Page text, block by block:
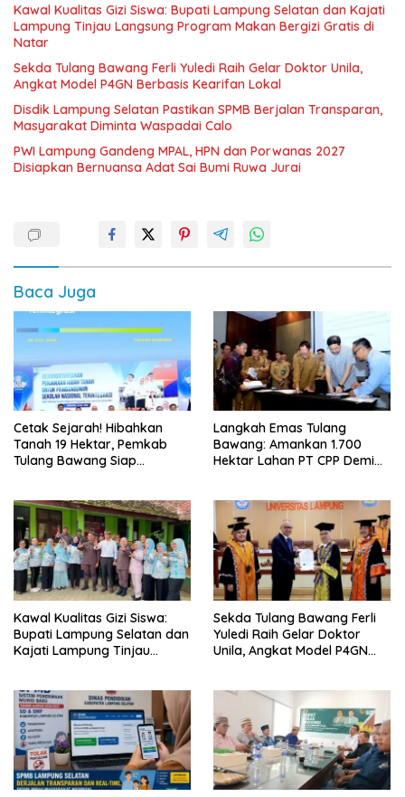
Kawal Kualitas Gizi Siswa: Bupati Lampung Selatan dan Kajati
Lampung Tinjau Langsung Program Makan Bergizi Gratis di
Natar
Sekda Tulang Bawang Ferli Yuledi Raih Gelar Doktor Unila,
Angkat Model P4GN Berbasis Kearifan Lokal
Disdik Lampung Selatan Pastikan SPMB Berjalan Transparan,
Masyarakat Diminta Waspadai Calo
PWI Lampung Gandeng MPAL, HPN dan Porwanas 2027
Disiapkan Bernuansa Adat Sai Bumi Ruwa Jurai
Baca Juga
Cetak Sejarah! Hibahkan
Tanah 19 Hektar, Pemkab
Tulang Bawang Siap
Lampung
Langkah Emas Tulang
Bawang: Amankan 1.700
Hektar Lahan PT CPP Demi
Kawal Kualitas Gizi Siswa:
Bupati Lampung Selatan dan
Kajati Lampung Tinjau
Sekda Tulang Bawang Ferli
Yuledi Raih Gelar Doktor
Unila, Angkat Model P4GN